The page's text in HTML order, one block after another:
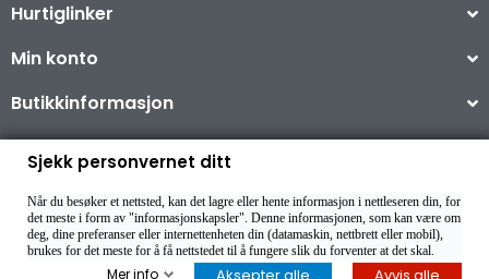
Hurtiglinker
Min konto
Butikkinformasjon
Copyright © 2026
Sjekk personvernet ditt
Når du besøker et nettsted, kan det lagre eller hente informasjon i nettleseren din, for
det meste i form av "informasjonskapsler". Denne informasjonen, som kan være om
deg, dine preferanser eller internettenheten din (datamaskin, nettbrett eller mobil),
brukes for det meste for å få nettstedet til å fungere slik du forventer at det skal.
Mer info